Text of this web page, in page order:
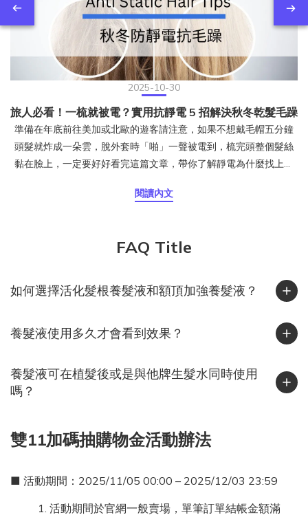
2025-10-30
旅人必看！一梳就被電？實用抗靜電 5 招解決秋冬乾髮毛躁
準備在年底前往美加或北歐的遊客請注意，如果不想戴毛帽五分鐘
頭髮就炸成一朵雲，脫外套時「啪」一聲被電到，梳完頭整個髮絲
黏在臉上，一定要好好看完這篇文章，帶你了解靜電為什麼找上頭
方式。頭髮為什麼會產生靜電？靜電是摩擦生電的結果。當頭髮與
些電荷無法散去，就會停留在頭髮上，讓髮絲之間互相排斥、炸
靜電！台灣給人的印象是「濕答答」，但其實在 11 月到隔年 2 月
間，東北季風帶來冷空氣與乾燥氣流，加上許多人開除濕機或冷氣
間。北部常見「外濕內乾」、中部早晚溫差大、南部風大又乾燥，
很傷髮質靜電不只是造型問題，也反映出髮絲的乾燥狀態。研究指
出，靜電會增加髮絲摩擦力與梳理力，使頭髮更容易斷裂、角質層
實用抗靜電 5 招，從旅程到日常都適用1. 保濕是第一步乾燥的頭髮
免沖護髮乳，讓髮絲維持潤澤。2. 換一支梳子塑膠梳最容易蓄電，
木梳或金屬梳則能導電釋放靜電。出國時可攜帶小型木梳或抗靜電
梳具。3. 選對衣物材質壓克力、尼龍、聚酯纖維衣物摩擦力強，最
閱讀內文
FAQ Title
如何選擇活化髮根養髮液和額頂加強養髮液？
養髮液使用多久才會看到效果？
養髮液可在植髮後或是與他牌生髮水同時使用
嗎？
雙11加碼抽購物金活動辦法
■ 活動期間：2025/11/05 00:00 – 2025/12/03 23:59
活動期間於官網一般賣場，單筆訂單結帳金額滿